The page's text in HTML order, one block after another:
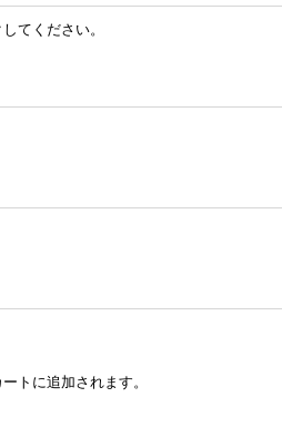
てください。
トに追加されます。